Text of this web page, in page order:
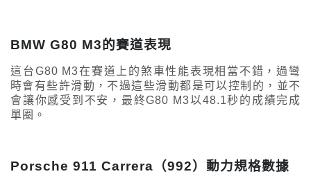
BMW G80 M3的賽道表現
這台G80 M3在賽道上的煞車性能表現相當不錯，過彎
時會有些許滑動，不過這些滑動都是可以控制的，並不
會讓你感受到不安，最終G80 M3以48.1秒的成績完成
單圈。
Porsche 911 Carrera（992）動力規格數據